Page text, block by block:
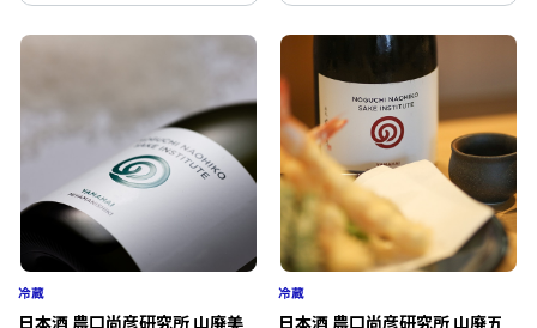
る極生プリン専門店が開発した第二弾の
お土産商品が登場！「金沢カタラーナが
によって醸された酒は、人生を捧げ、磨き
上げた味。地下93ｍから湧き出る霊峰白
山の雪解け水で仕込む無濾過生原酒は絶
妙な吾味のバランスが整った味わいです。
日本酒 農口尚彦研究所 山廃美
日本酒 農口尚彦研究所 山廃五